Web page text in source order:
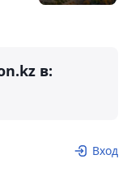
в:
Вход